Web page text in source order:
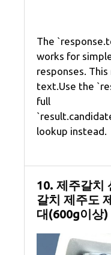
The
works for
responses.
text.Use the
full
lookup instead.
10. 제주갈치
갈치 제주도
대(600g이상)